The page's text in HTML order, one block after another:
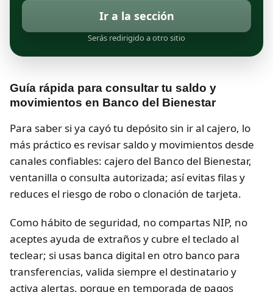
Ir a la sección
Serás redirigido a otro sitio
Guía rápida para consultar tu saldo y
movimientos en Banco del Bienestar
Para saber si ya cayó tu depósito sin ir al cajero, lo
más práctico es revisar saldo y movimientos desde
canales confiables: cajero del Banco del Bienestar,
ventanilla o consulta autorizada; así evitas filas y
reduces el riesgo de robo o clonación de tarjeta.
Como hábito de seguridad, no compartas NIP, no
aceptes ayuda de extraños y cubre el teclado al
teclear; si usas banca digital en otro banco para
transferencias, valida siempre el destinatario y
activa alertas, porque en temporada de pagos